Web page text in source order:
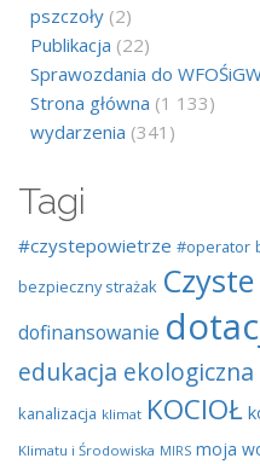
pszczoły (2)
Publikacja (22)
Sprawozdania do
Strona główna (1 133)
wydarzenia (341)
Tagi
#czystepowietrze #operator
bezpieczny strażak
dofinansowanie
edukacja ekologiczna
kanalizacja klimat KOCIOŁ
Klimatu i Środowiska MIRS moja